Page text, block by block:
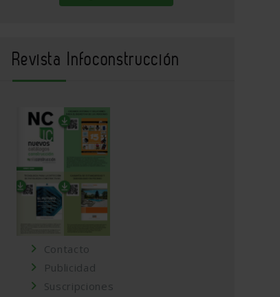
Revista Infoconstrucción
Contacto
Publicidad
Suscripciones